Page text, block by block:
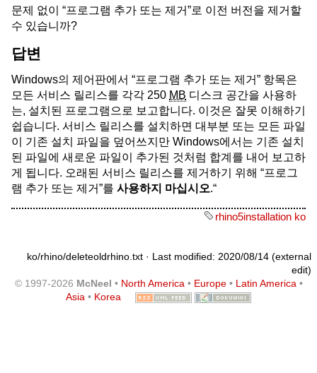
문제 없이 “프로그램 추가 또는 제거”로 이전 버전을 제거할
수 있습니까?
답변
Windows의 제어판에서 “프로그램 추가 또는 제거” 항목은
모든 서비스 릴리스를 각각 250 MB 디스크 공간을 사용하
는, 설치된 프로그램으로 보고합니다. 이것은 잘못 이해하기
쉽습니다. 서비스 릴리스를 설치하면 대부분 또는 모든 파일
이 기존 설치 파일을 덮어쓰지만 Windows에서는 기존 설치
된 파일에 새로운 파일이 추가된 것처럼 합계를 내어 보고하
게 됩니다. 오래된 서비스 릴리스를 제거하기 위해 “프로그
램 추가 또는 제거”를 사용하지 마십시오.“
rhino5installation ko
ko/rhino/deleteoldrhino.txt · Last modified: 2020/08/14 (external
edit)
© 1997-2026 McNeel • North America • Europe• Latin America •
Asia • Korea